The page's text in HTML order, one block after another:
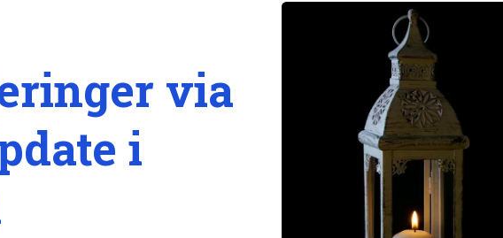
via
i